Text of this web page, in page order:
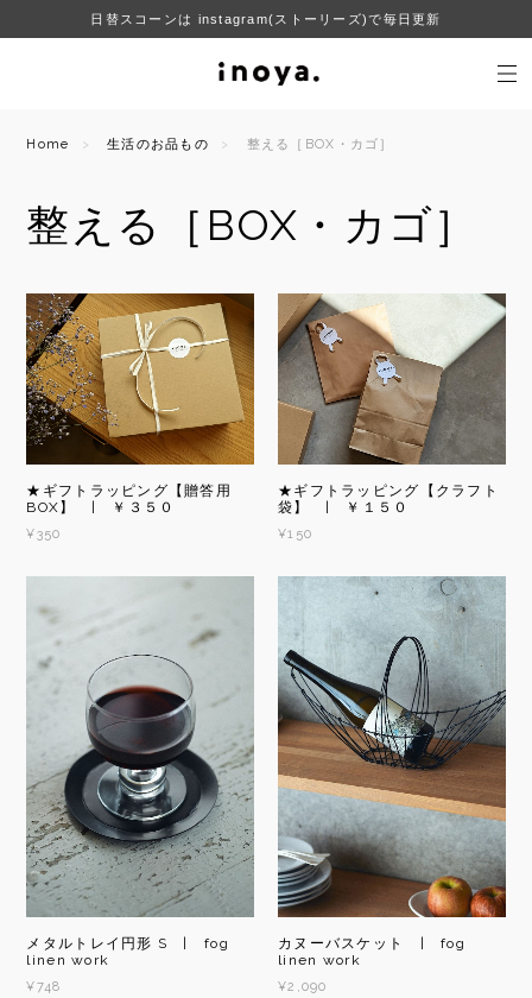
日替スコーンは instagram(ストーリーズ)で毎日更新
Home 生活のお品もの 整える［BOX・カゴ］
整える［BOX・カゴ］
★ギフトラッピング【贈答用
BOX】 | ￥３５０
¥350
★ギフトラッピング【クラフト
袋】 | ￥１５０
¥150
メタルトレイ円形 S | fog
linen work
¥748
カヌーバスケット | fog
linen work
¥2,090